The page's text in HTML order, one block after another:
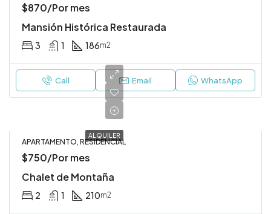
$870/Por mes
Mansión Histórica Restaurada
3 1 186m2
Call Email WhatsApp
ALQUILER
APARTAMENTO, RESIDENCIAL
$750/Por mes
Chalet de Montaña
2 1 210m2